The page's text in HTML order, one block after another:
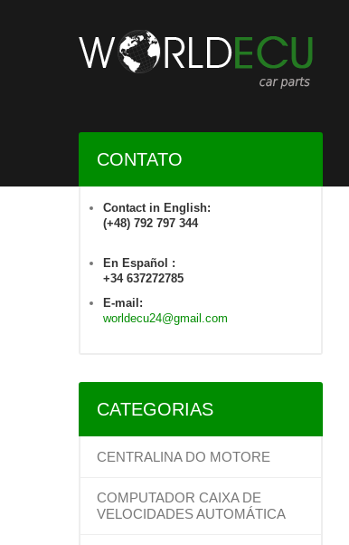
CONTATO
Contact in English:
(+48) 792 797 344
En Español :
+34 637272785
E-mail:
worldecu24@gmail.com
CATEGORIAS
CENTRALINA DO MOTORE
COMPUTADOR CAIXA DE
VELOCIDADES AUTOMÁTICA